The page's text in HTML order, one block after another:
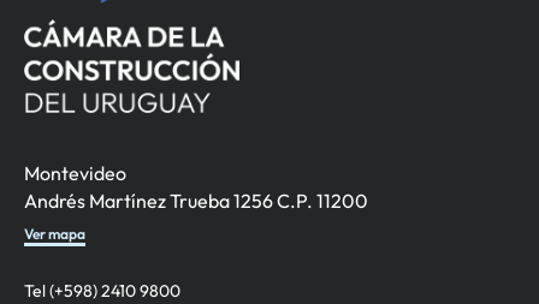
Montevideo
Andrés Martínez Trueba 1256 C.P. 11200
Ver mapa
Tel (+598) 2410 9800